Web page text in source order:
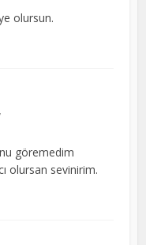
olursun.
göremedim
olursan sevinirim.